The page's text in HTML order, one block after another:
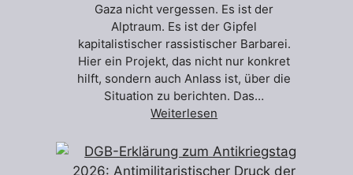
Gaza nicht vergessen. Es ist der
Alptraum. Es ist der Gipfel
kapitalistischer rassistischer Barbarei.
Hier ein Projekt, das nicht nur konkret
hilft, sondern auch Anlass ist, über die
Situation zu berichten. Das…
Weiterlesen